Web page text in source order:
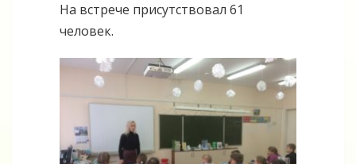
На встрече присутствовал 61
человек.